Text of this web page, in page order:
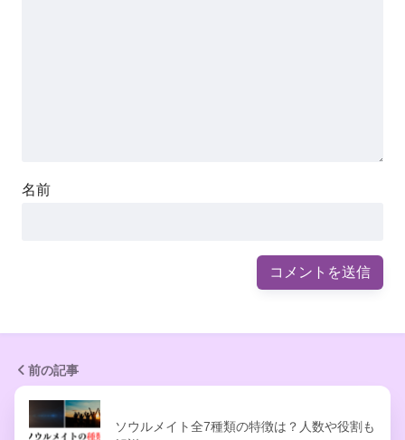
名前
前の記事
ソウルメイト全7種類の特徴は？人数や役割も